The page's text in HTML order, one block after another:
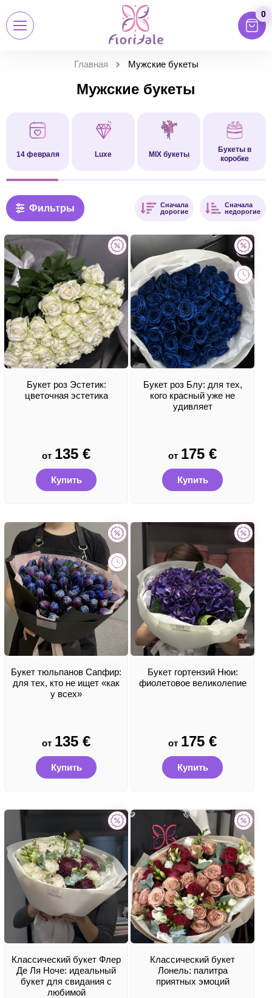
0
Главная Мужские букеты
Мужские букеты
14 февраля Luxe MIX букеты
Букеты в
коробке
Фильтры
Сначала
дорогие
Сначала
недорогие
Букет роз Эстетик:
цветочная эстетика
от 135 €
Купить
Букет роз Блу: для тех,
кого красный уже не
удивляет
от 175 €
Купить
Букет тюльпанов Сапфир:
для тех, кто не ищет «как
у всех»
от 135 €
Купить
Букет гортензий Нюи:
фиолетовое великолепие
от 175 €
Купить
Классический букет Флер
Де Ля Ноче: идеальный
букет для свидания с
любимой
Классический букет
Лонель: палитра
приятных эмоций